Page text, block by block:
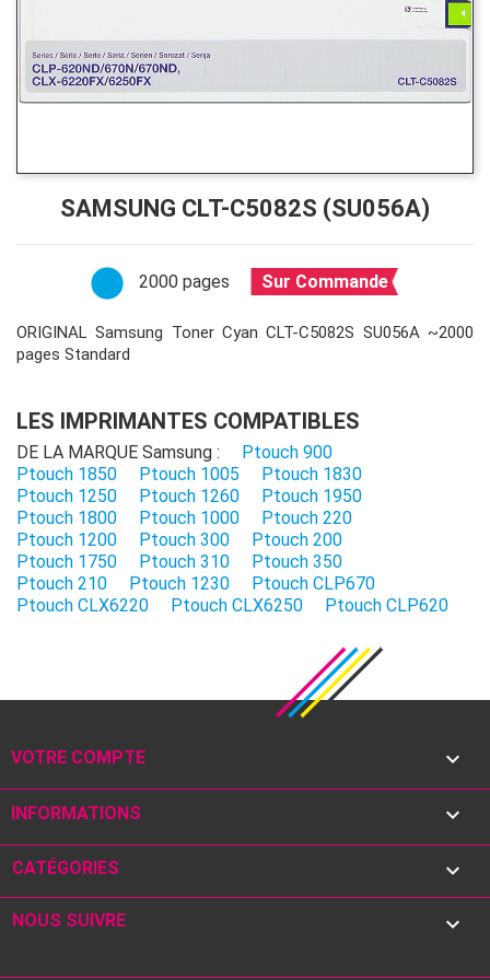
SAMSUNG CLT-C5082S (SU056A)
2000 pages Sur Commande
ORIGINAL Samsung Toner Cyan CLT-C5082S SU056A ~2000
pages Standard
LES IMPRIMANTES COMPATIBLES
DE LA MARQUE Samsung :
Ptouch 900
Ptouch 1850
Ptouch 1005
Ptouch 1830
Ptouch 1250
Ptouch 1260
Ptouch 1950
Ptouch 1800
Ptouch 1000
Ptouch 220
Ptouch 1200
Ptouch 300
Ptouch 200
Ptouch 1750
Ptouch 310
Ptouch 350
Ptouch 210
Ptouch 1230
Ptouch CLP670
Ptouch CLX6220
Ptouch CLX6250 Ptouch CLP620
VOTRE COMPTE 
INFORMATIONS 
CATÉGORIES 
NOUS SUIVRE 